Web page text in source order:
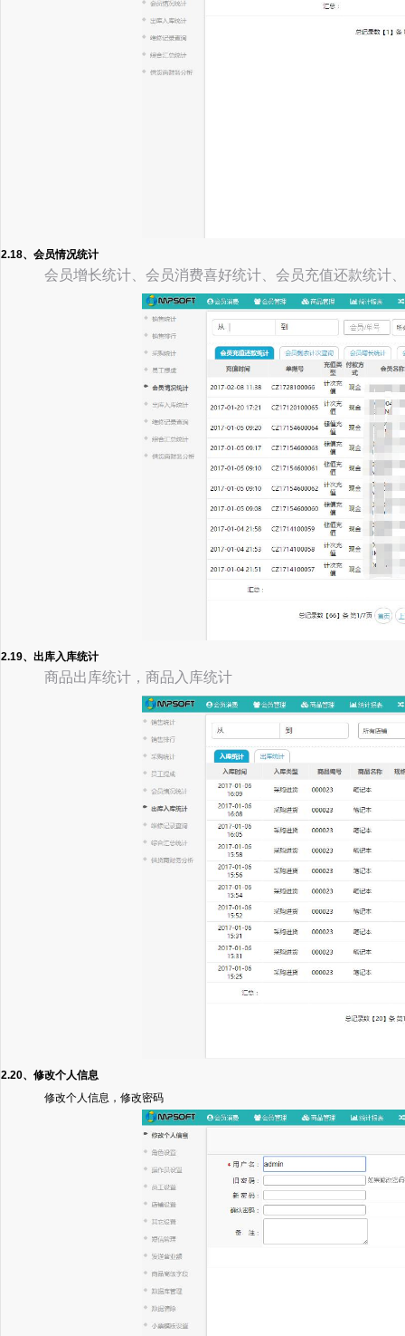
2.18、会员情况统计
会员增长统计、会员消费喜好统计、会员充值还款统计
2.19、出库入库统计
商品出库统计，商品入库统计
2.20、修改个人信息
修改个人信息，修改密码